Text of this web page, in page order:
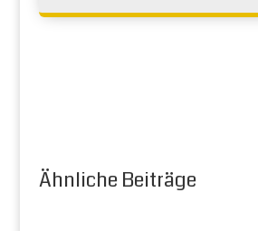
Ähnliche Beiträge